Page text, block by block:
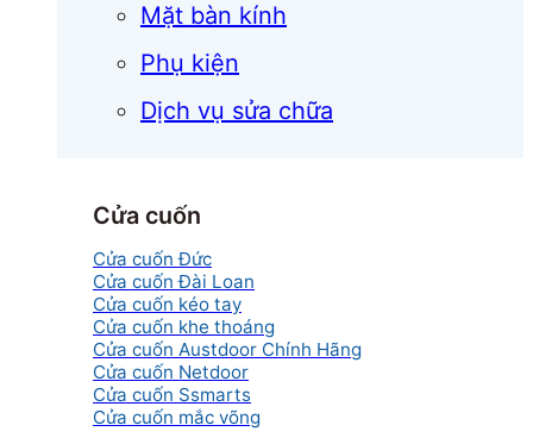
Mặt bàn kính
Phụ kiện
Dịch vụ sửa chữa
Cửa cuốn
Cửa cuốn Đức
Cửa cuốn Đài Loan
Cửa cuốn kéo tay
Cửa cuốn khe thoáng
Cửa cuốn Austdoor Chính Hãng
Cửa cuốn Netdoor
Cửa cuốn Ssmarts
Cửa cuốn mắc võng